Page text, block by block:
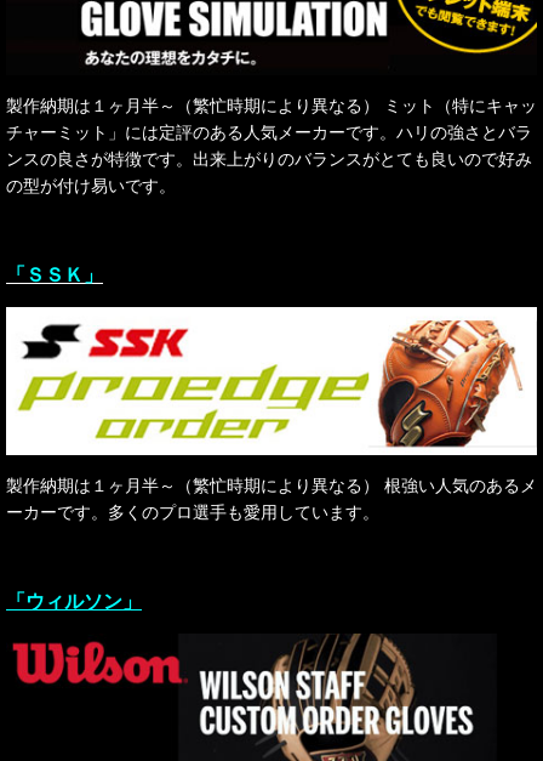
製作納期は１ヶ月半～（繁忙時期により異なる） ミット（特にキャッ
チャーミット」には定評のある人気メーカーです。ハリの強さとバラ
ンスの良さが特徴です。出来上がりのバランスがとても良いので好み
の型が付け易いです。
「ＳＳＫ」
製作納期は１ヶ月半～（繁忙時期により異なる） 根強い人気のあるメ
ーカーです。多くのプロ選手も愛用しています。
「ウィルソン」